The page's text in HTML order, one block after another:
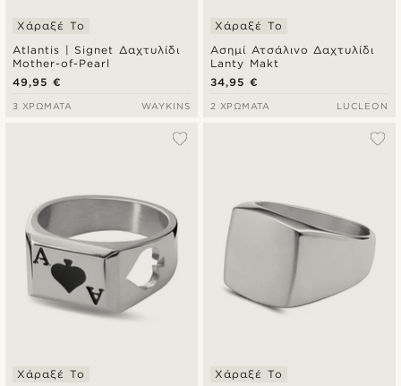
Atlantis | Signet Δαχτυλίδι
Mother-of-Pearl
Χάραξέ Το
49,95 €
3 ΧΡΏΜΑΤΑ WAYKINS
Ασημί Ατσάλινο Δαχτυλίδι
Lanty Makt
Χάραξέ Το
34,95 €
2 ΧΡΏΜΑΤΑ LUCLEON
Χάραξέ Το Χάραξέ Το